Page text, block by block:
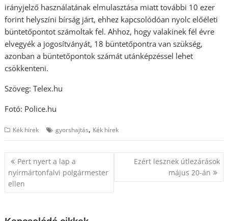
irányjelző használatának elmulasztása miatt további 10 ezer
forint helyszíni bírság járt, ehhez kapcsolódóan nyolc előéleti
büntetőpontot számoltak fel. Ahhoz, hogy valakinek fél évre
elvegyék a jogosítványát, 18 büntetőpontra van szükség,
azonban a büntetőpontok számát utánképzéssel lehet
csökkenteni.
Szöveg: Telex.hu
Fotó: Police.hu
Kék hírek gyorshajtás, Kék hírek
Bejegyzés
navigáció
Pert nyert a lap a
nyírmártonfalvi polgármester
ellen
Ezért lesznek útlezárások
május 20-án